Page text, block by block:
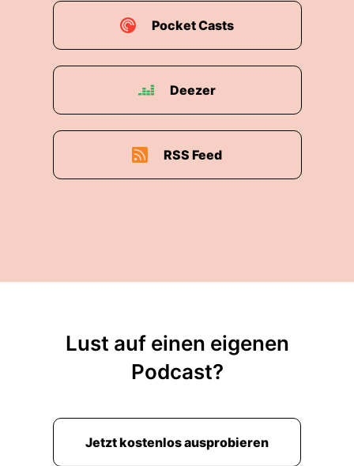
Pocket Casts
Deezer
RSS Feed
Lust auf einen eigenen
Podcast?
Jetzt kostenlos ausprobieren